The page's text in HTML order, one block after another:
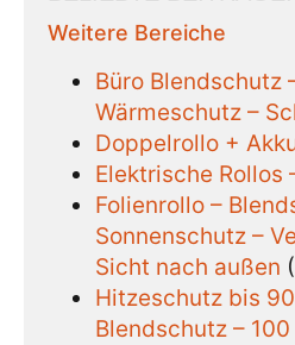
Weitere Bereiche
Büro Blendschutz
Wärmeschutz –
Doppelrollo +
Elektrische Rollos
Folienrollo –
Sonnenschutz –
Sicht nach außen
Hitzeschutz bis 90
Blendschutz –